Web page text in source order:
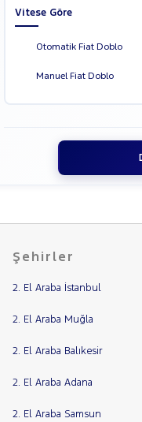
Vitese Göre
Otomatik Fiat Doblo
Manuel Fiat Doblo
Şehirler
2. El Araba İstanbul
2. El Araba Muğla
2. El Araba Balıkesir
2. El Araba Adana
2. El Araba Samsun